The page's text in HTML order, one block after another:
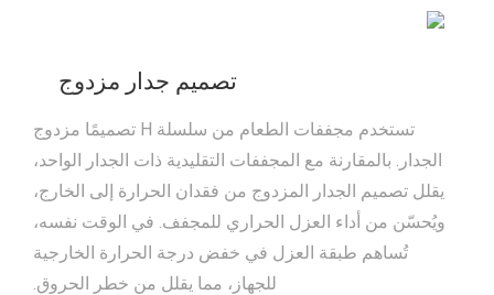
تصميم جدار مزدوج
تستخدم مجففات الطعام من سلسلة H تصميمًا مزدوج
الجدار. بالمقارنة مع المجففات التقليدية ذات الجدار الواحد،
يقلل تصميم الجدار المزدوج من فقدان الحرارة إلى الخارج،
ويُحسّن من أداء العزل الحراري للمجفف. في الوقت نفسه،
تُساهم طبقة العزل في خفض درجة الحرارة الخارجية
للجهاز، مما يقلل من خطر الحروق.